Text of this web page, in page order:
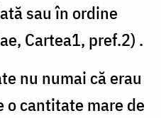
sau în ordine
Cartea1, pref.2) .
nu numai că erau
o cantitate mare de